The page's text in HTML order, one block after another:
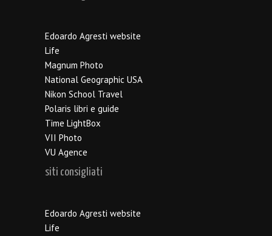
Edoardo Agresti website
Life
Magnum Photo
National Geographic USA
Nikon School Travel
Polaris libri e guide
Time LightBox
VII Photo
VU Agence
siti consigliati
Edoardo Agresti website
Life